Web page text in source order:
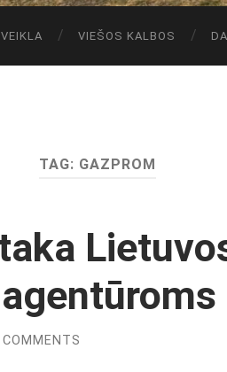
VIEŠOS KALBOS
TAG: GAZPROM